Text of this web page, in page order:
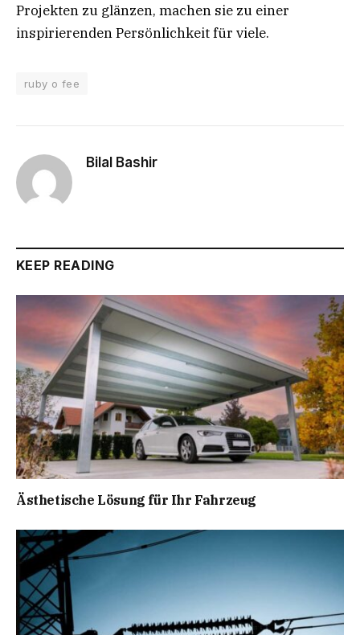
Projekten zu glänzen, machen sie zu einer
inspirierenden Persönlichkeit für viele.
ruby o fee
Bilal Bashir
KEEP READING
Ästhetische Lösung für Ihr Fahrzeug